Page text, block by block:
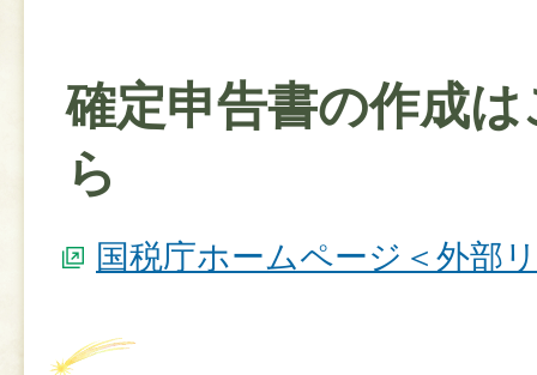
確定申告書の作成
ら
国税庁ホームページ＜外部